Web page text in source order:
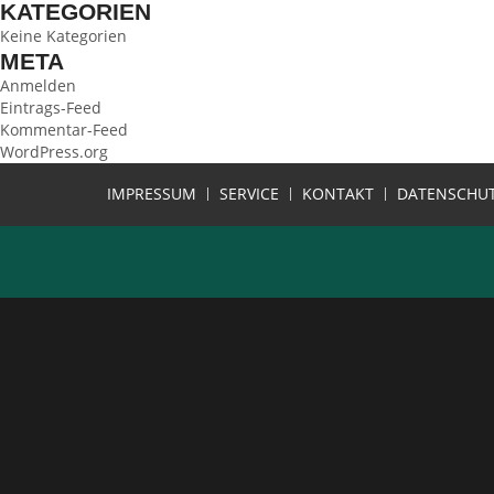
KATEGORIEN
Keine Kategorien
META
Anmelden
Eintrags-Feed
Kommentar-Feed
WordPress.org
IMPRESSUM
SERVICE KONTAKT